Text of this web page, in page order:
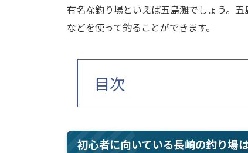
有名な釣り場といえば五島灘でしょう。
などを使って釣ることができます。
目次
初心者に向いている長崎の釣り場